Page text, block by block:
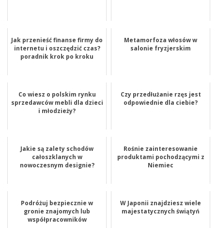
Jak przenieść finanse firmy do
internetu i oszczędzić czas?
poradnik krok po kroku
Metamorfoza włosów w
salonie fryzjerskim
Co wiesz o polskim rynku
sprzedawców mebli dla dzieci
i młodzieży?
Czy przedłużanie rzęs jest
odpowiednie dla ciebie?
Jakie są zalety schodów
całoszklanych w
nowoczesnym designie?
Rośnie zainteresowanie
produktami pochodzącymi z
Niemiec
Podróżuj bezpiecznie w
gronie znajomych lub
współpracowników
W Japonii znajdziesz wiele
majestatycznych świątyń